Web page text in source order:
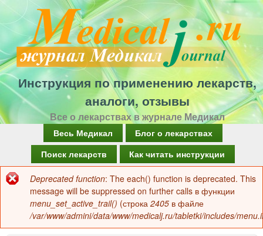
Перейти
к
основному
содержанию
Инструкция по применению лекарств,
аналоги, отзывы
Все о лекарствах в журнале Медикал
а
в
о
Весь Медикал
Блог о лекарствах
Поиск лекарств
Как читать инструкции
Сообщение
об
ошибке
Deprecated function: The each() function is deprecated. This
message will be suppressed on further calls в функции
menu_set_active_trail() (строка 2405 в файле
/var/www/admini/data/www/medicalj.ru/tabletki/includes/